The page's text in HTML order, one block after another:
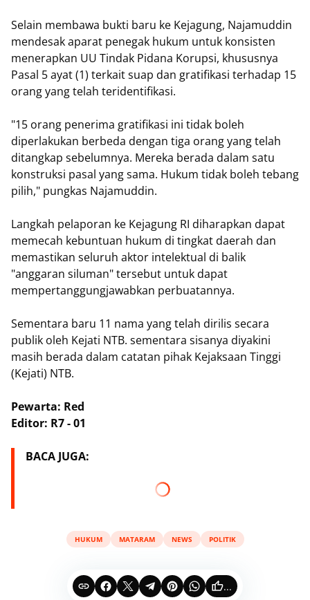
​Selain membawa bukti baru ke Kejagung, Najamuddin
mendesak aparat penegak hukum untuk konsisten
menerapkan UU Tindak Pidana Korupsi, khususnya
Pasal 5 ayat (1) terkait suap dan gratifikasi terhadap 15
orang yang telah teridentifikasi.
​"15 orang penerima gratifikasi ini tidak boleh
diperlakukan berbeda dengan tiga orang yang telah
ditangkap sebelumnya. Mereka berada dalam satu
konstruksi pasal yang sama. Hukum tidak boleh tebang
pilih," pungkas Najamuddin.
​Langkah pelaporan ke Kejagung RI diharapkan dapat
memecah kebuntuan hukum di tingkat daerah dan
memastikan seluruh aktor intelektual di balik
"anggaran siluman" tersebut untuk dapat
mempertanggungjawabkan perbuatannya.
Sementara baru 11 nama yang telah dirilis secara
publik oleh Kejati NTB. sementara sisanya diyakini
masih berada dalam catatan pihak Kejaksaan Tinggi
(Kejati) NTB.
Pewarta: Red
Editor: R7 - 01
BACA JUGA:
HUKUM MATARAM NEWS POLITIK
...